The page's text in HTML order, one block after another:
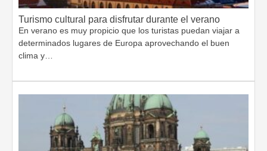
Turismo cultural para disfrutar durante el verano
En verano es muy propicio que los turistas puedan viajar a
determinados lugares de Europa aprovechando el buen
clima y…